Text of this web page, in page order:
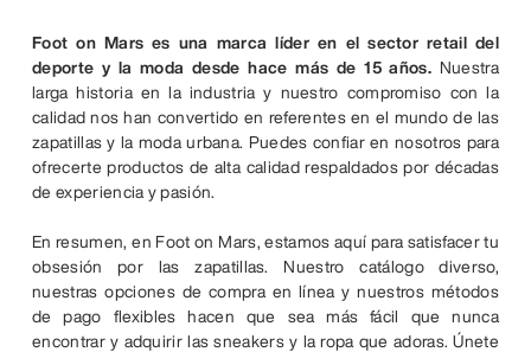
Foot on Mars es una marca líder en el sector retail del
deporte y la moda desde hace más de 15 años. Nuestra
larga historia en la industria y nuestro compromiso con la
calidad nos han convertido en referentes en el mundo de las
zapatillas y la moda urbana. Puedes confiar en nosotros para
ofrecerte productos de alta calidad respaldados por décadas
de experiencia y pasión.
En resumen, en Foot on Mars, estamos aquí para satisfacer tu
obsesión por las zapatillas. Nuestro catálogo diverso,
nuestras opciones de compra en línea y nuestros métodos
de pago flexibles hacen que sea más fácil que nunca
encontrar y adquirir las sneakers y la ropa que adoras. Únete